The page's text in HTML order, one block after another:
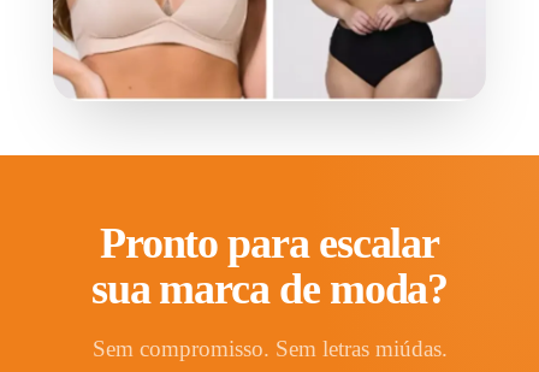
Pronto para escalar
sua marca de moda?
Sem compromisso. Sem letras miúdas.